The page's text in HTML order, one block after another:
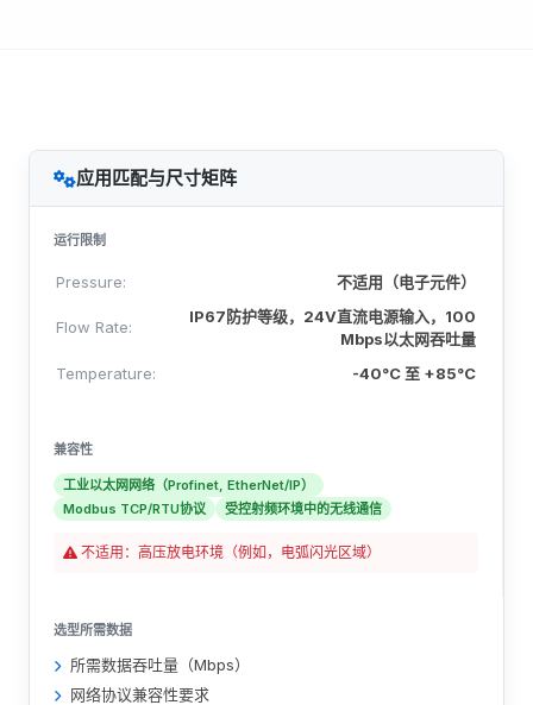
应用匹配与尺寸矩阵
运行限制
Pressure: 不适用（电子元件）
Flow Rate:
IP67防护等级，24V直流电源输入，100
Mbps以太网吞吐量
Temperature:
-40°C 至 +85°C
兼容性
工业以太网网络（Profinet, EtherNet/IP）
Modbus TCP/RTU协议
受控射频环境中的无线通信
不适用：高压放电环境（例如，电弧闪光区域）
选型所需数据
所需数据吞吐量（Mbps）
网络协议兼容性要求